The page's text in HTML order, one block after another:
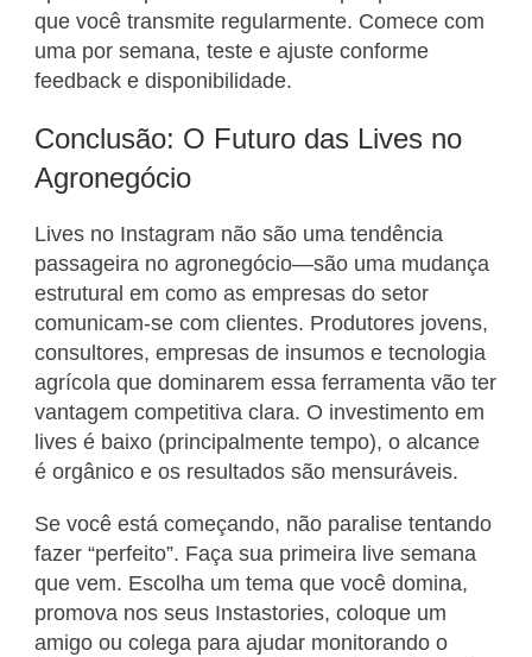
que você transmite regularmente. Comece com
uma por semana, teste e ajuste conforme
feedback e disponibilidade.
Conclusão: O Futuro das Lives no
Agronegócio
Lives no Instagram não são uma tendência
passageira no agronegócio—são uma mudança
estrutural em como as empresas do setor
comunicam-se com clientes. Produtores jovens,
consultores, empresas de insumos e tecnologia
agrícola que dominarem essa ferramenta vão ter
vantagem competitiva clara. O investimento em
lives é baixo (principalmente tempo), o alcance
é orgânico e os resultados são mensuráveis.
Se você está começando, não paralise tentando
fazer “perfeito”. Faça sua primeira live semana
que vem. Escolha um tema que você domina,
promova nos seus Instastories, coloque um
amigo ou colega para ajudar monitorando o